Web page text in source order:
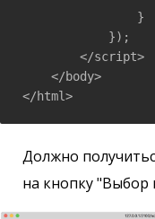
                }
            });
        </script>
    </body>
</html>
Должно
на кнопку "Выбор